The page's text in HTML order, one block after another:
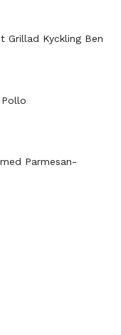
Grillad Kyckling Ben
Parmesan-